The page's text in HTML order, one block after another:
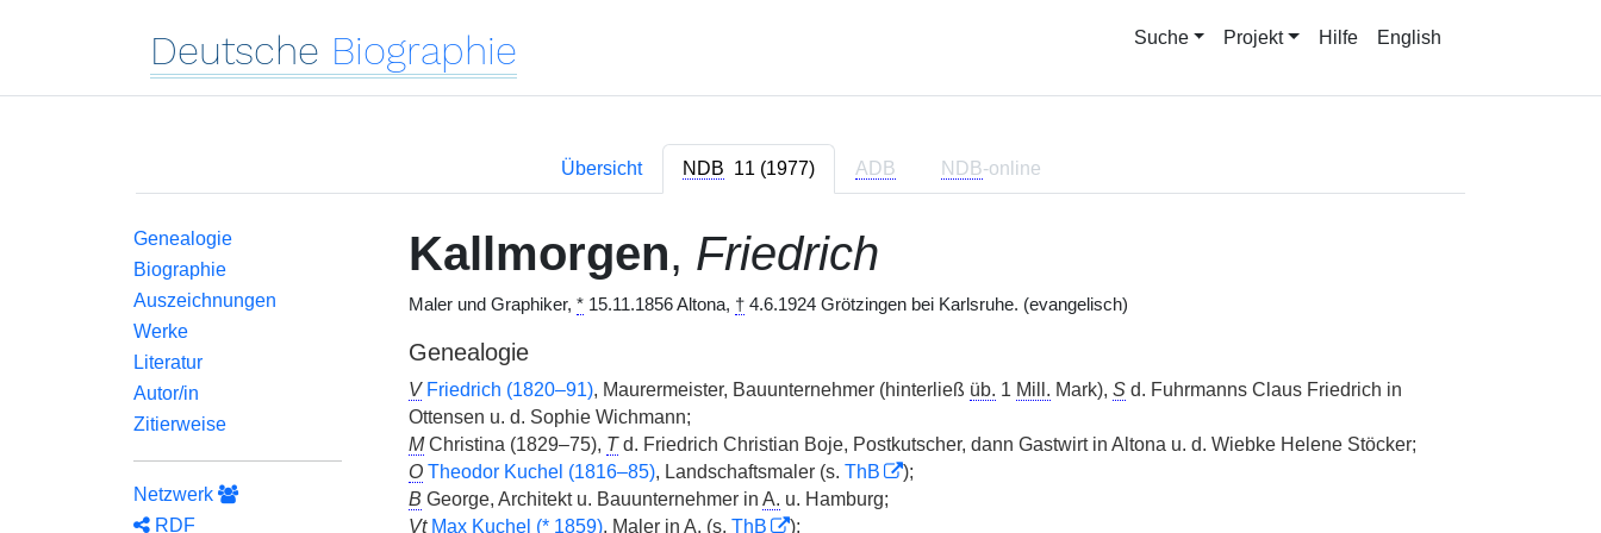
Deutsche Biographie Suche Projekt Hilfe English
Übersicht NDB 11 (1977) ADB NDB-online
Genealogie
Biographie
Auszeichnungen
Werke
Literatur
Autor/in
Zitierweise
Netzwerk
RDF
Kallmorgen, Friedrich
Maler und Graphiker, *15.11.1856 Altona, †4.6.1924 Grötzingen bei Karlsruhe. (evangelisch)
Genealogie
V Friedrich (1820–91), Maurermeister, Bauunternehmer (hinterließ üb. 1 Mill. Mark), Sd. Fuhrmanns Claus Friedrich in
Ottensen u. d. Sophie Wichmann;
MChristina (1829–75), Td. Friedrich Christian Boje, Postkutscher, dann Gastwirt in Altona u. d. Wiebke Helene Stöcker;
O Theodor Kuchel (1816–85), Landschaftsmaler (s. ThB
);
B George, Architekt u. Bauunternehmer in A. u. Hamburg;
Vt Max Kuchel (*1859), Maler in A. (s. ThB );